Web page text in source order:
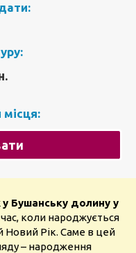
у Бушанську долину у
час, коли народжується
Новий Рік. Саме в цей
– народження